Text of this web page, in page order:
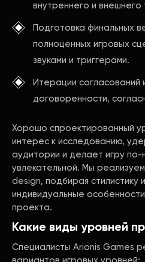
внутреннего и внешнего
Подготовка финальных
полноценных игровых
звуками и триггерами.
Итерации согласований
договоренности,
Хорошо спроектированный
интерес к исследованию,
аудитории и делает игру
увлекательной. Мы
design, подбирая стилистику
индивидуальные
проекта.
Какие виды уровней
Специалисты Arionis Games